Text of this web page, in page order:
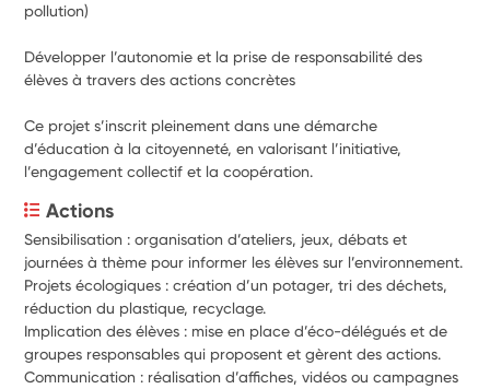
pollution)
Développer l’autonomie et la prise de responsabilité des
élèves à travers des actions concrètes
Ce projet s’inscrit pleinement dans une démarche
d’éducation à la citoyenneté, en valorisant l’initiative,
l’engagement collectif et la coopération.
Actions
Sensibilisation : organisation d’ateliers, jeux, débats et
journées à thème pour informer les élèves sur l’environnement.
Projets écologiques : création d’un potager, tri des déchets,
réduction du plastique, recyclage.
Implication des élèves : mise en place d’éco-délégués et de
groupes responsables qui proposent et gèrent des actions.
Communication : réalisation d’affiches, vidéos ou campagnes